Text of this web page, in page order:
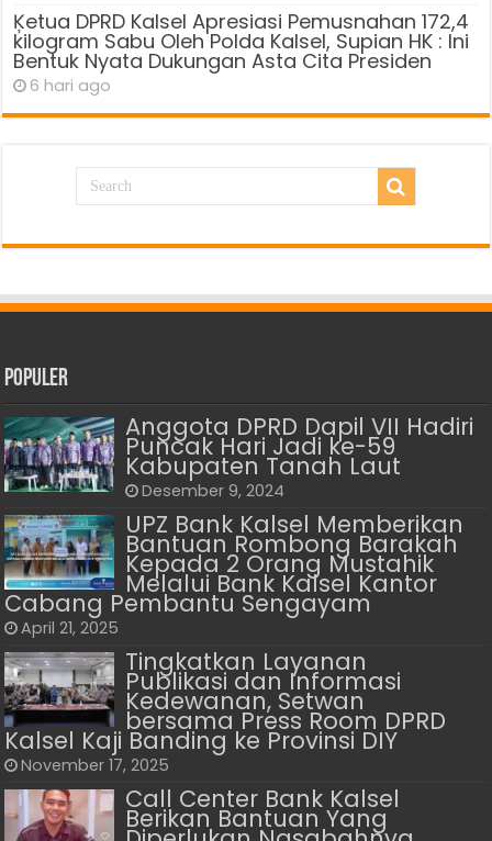
Ķetua DPRD Kalsel Apresiasi Pemusnahan 172,4
kilogram Sabu Oleh Polda Kalsel, Supian HK : Ini
Bentuk Nyata Dukungan Asta Cita Presiden
6 hari ago
Populer
Anggota DPRD Dapil VII Hadiri
Puncak Hari Jadi ke-59
Kabupaten Tanah Laut
Desember 9, 2024
UPZ Bank Kalsel Memberikan
Bantuan Rombong Barakah
Kepada 2 Orang Mustahik
Melalui Bank Kalsel Kantor
Cabang Pembantu Sengayam
April 21, 2025
Tingkatkan Layanan
Publikasi dan Informasi
Kedewanan, Setwan
bersama Press Room DPRD
Kalsel Kaji Banding ke Provinsi DIY
November 17, 2025
Call Center Bank Kalsel
Berikan Bantuan Yang